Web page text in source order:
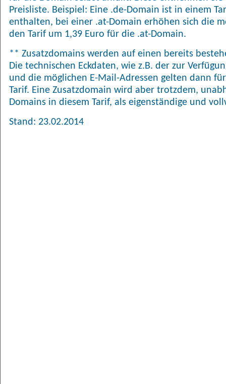
Preisliste. Beispiel: Eine .de-Domain ist in einem
enthalten, bei einer .at-Domain erhöhen sich die
den Tarif um 1,39 Euro für die .at-Domain.
** Zusatzdomains werden auf einen bereits
Die technischen Eckdaten, wie z.B. der zur
und die möglichen E-Mail-Adressen gelten dann
Tarif. Eine Zusatzdomain wird aber trotzdem,
Domains in diesem Tarif, als eigenständige und
Stand: 23.02.2014